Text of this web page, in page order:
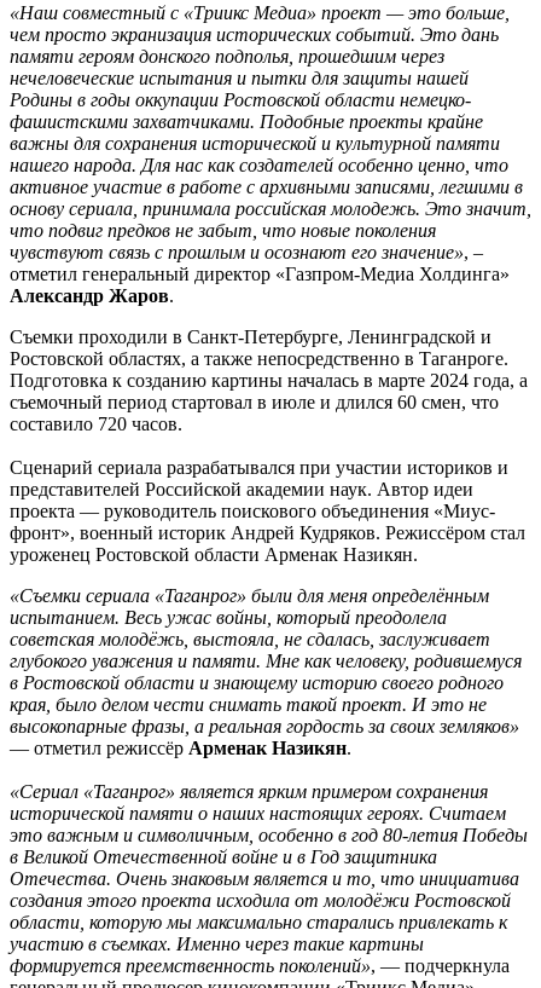
«Наш совместный с «Триикс Медиа» проект — это больше,
чем просто экранизация исторических событий. Это дань
памяти героям донского подполья, прошедшим через
нечеловеческие испытания и пытки для защиты нашей
Родины в годы оккупации Ростовской области немецко-
фашистскими захватчиками. Подобные проекты крайне
важны для сохранения исторической и культурной памяти
нашего народа. Для нас как создателей особенно ценно, что
активное участие в работе с архивными записями, легшими в
основу сериала, принимала российская молодежь. Это значит,
что подвиг предков не забыт, что новые поколения
чувствуют связь с прошлым и осознают его значение», –
отметил генеральный директор «Газпром-Медиа Холдинга»
Александр Жаров.
Съемки проходили в Санкт-Петербурге, Ленинградской и
Ростовской областях, а также непосредственно в Таганроге.
Подготовка к созданию картины началась в марте 2024 года, а
съемочный период стартовал в июле и длился 60 смен, что
составило 720 часов.
Сценарий сериала разрабатывался при участии историков и
представителей Российской академии наук. Автор идеи
проекта — руководитель поискового объединения «Миус-
фронт», военный историк Андрей Кудряков. Режиссёром стал
уроженец Ростовской области Арменак Назикян.
«Съемки сериала «Таганрог» были для меня определённым
испытанием. Весь ужас войны, который преодолела
советская молодёжь, выстояла, не сдалась, заслуживает
глубокого уважения и памяти. Мне как человеку, родившемуся
в Ростовской области и знающему историю своего родного
края, было делом чести снимать такой проект. И это не
высокопарные фразы, а реальная гордость за своих земляков»
— отметил режиссёр Арменак Назикян.
«Сериал «Таганрог» является ярким примером сохранения
исторической памяти о наших настоящих героях. Считаем
это важным и символичным, особенно в год 80-летия Победы
в Великой Отечественной войне и в Год защитника
Отечества. Очень знаковым является и то, что инициатива
создания этого проекта исходила от молодёжи Ростовской
области, которую мы максимально старались привлекать к
участию в съемках. Именно через такие картины
формируется преемственность поколений», — подчеркнула